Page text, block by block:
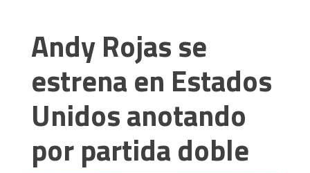
Andy Rojas se
estrena en Estados
Unidos anotando
por partida doble